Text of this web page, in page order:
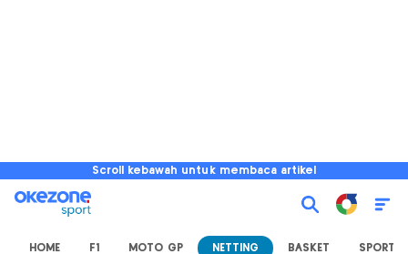
Scroll kebawah untuk membaca artikel
HOME F1 MOTO GP NETTING BASKET SPORT